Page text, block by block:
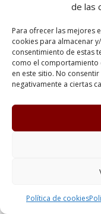
de las
Para ofrecer las mejores
cookies para almacenar
consentimiento de estas
como el comportamiento
en este sitio. No
negativamente a ciertas
Política de cookies